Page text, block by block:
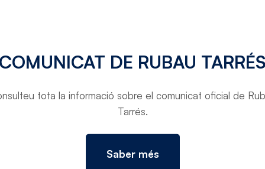
TORNAR A PROJECTES
DE RUBAU TARRÉS
tota la informació sobre el comunicat oficial de
Tarrés.
Saber més